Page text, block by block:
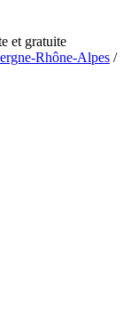
et gratuite
Rhône-Alpes /